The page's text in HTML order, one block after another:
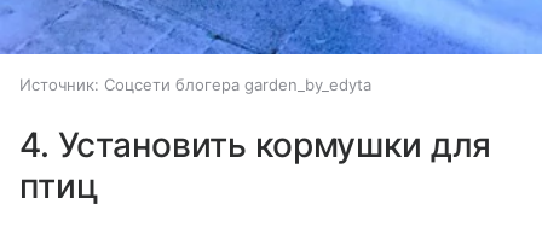
Источник: Соцсети блогера garden_by_edyta
4. Установить кормушки для
птиц